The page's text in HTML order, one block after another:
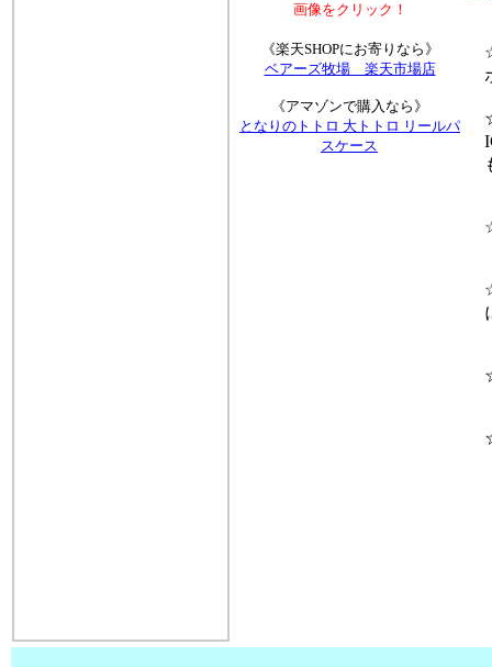
☆
☆
☆
☆
☆
☆
画像をクリック！
《楽天SHOPにお寄りなら》
ベアーズ牧場 楽天市場店
《アマゾンで購入なら》
となりのトトロ 大トトロ リールパ
スケース